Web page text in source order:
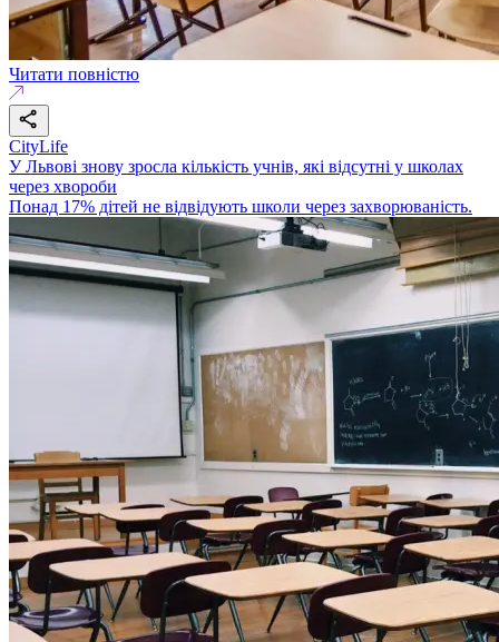
Читати повністю
CityLife
У Львові знову зросла кількість учнів, які відсутні у школах
через хвороби
Понад 17% дітей не відвідують школи через захворюваність.